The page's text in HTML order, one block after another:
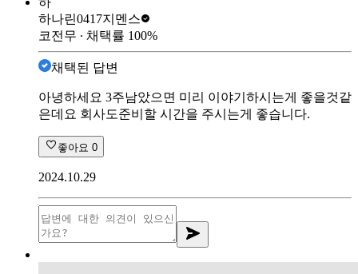
하나린0417지멘스
코전무 ∙ 채택률 100%
채택된 답변
아녕하세요 3주남았으면 미리 이야기하시는게 좋을것같
은데요 회사도준비할 시간을 주시는게 좋습니다.
좋아요 0
2024.10.29